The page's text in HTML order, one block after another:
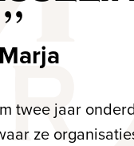
twee jaar
ze